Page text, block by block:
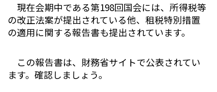
現在会期中である第198回国会には、所得税等
の改正法案が提出されている他、租税特別措置
の適用に関する報告書も提出されています。
この報告書は、財務省サイトで公表されてい
ます。確認しましょう。